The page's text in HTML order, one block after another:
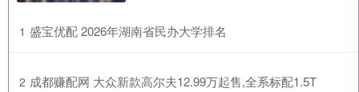
1 ​盛宝优配 2026年湖南省民办大学排名
2 ​成都赚配网 大众新款高尔夫12.99万起售,全系标配1.5T